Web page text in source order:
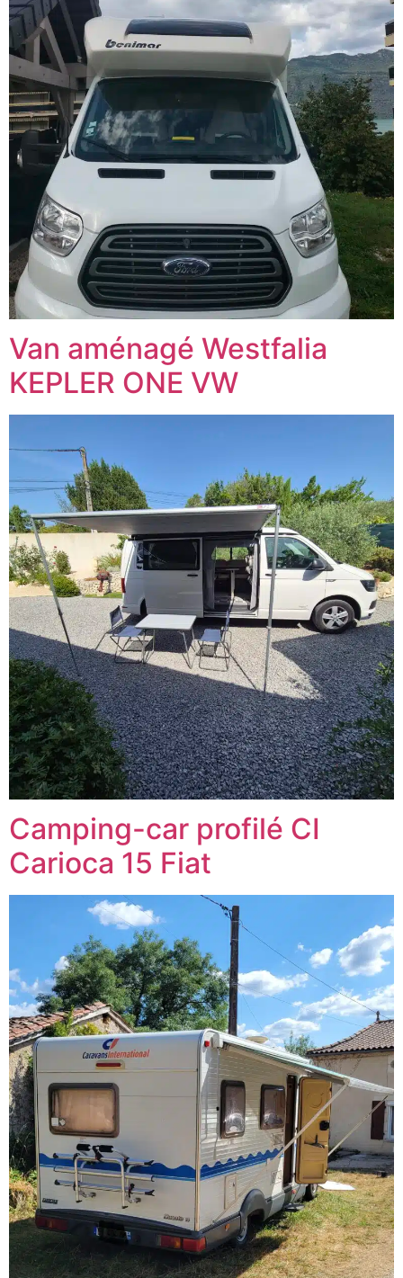
Van aménagé Westfalia
KEPLER ONE VW
Camping-car profilé CI
Carioca 15 Fiat